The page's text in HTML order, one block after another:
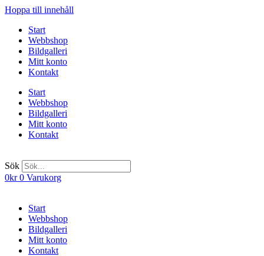
Hoppa till innehåll
Start
Webbshop
Bildgalleri
Mitt konto
Kontakt
Start
Webbshop
Bildgalleri
Mitt konto
Kontakt
Sök
0kr 0 Varukorg
Start
Webbshop
Bildgalleri
Mitt konto
Kontakt